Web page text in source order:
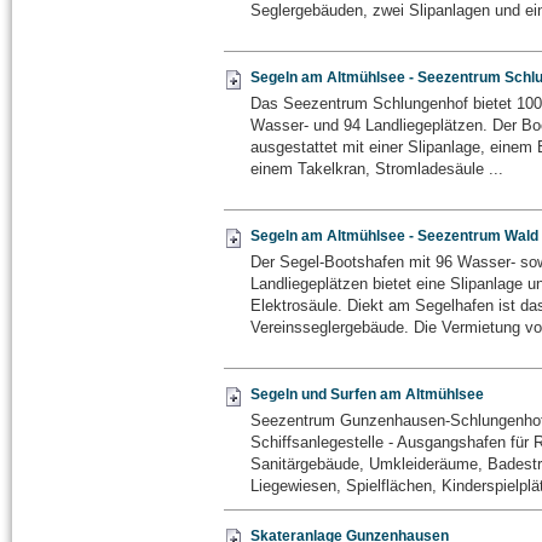
Seglergebäuden, zwei Slipanlagen und
Segeln am Altmühlsee - Seezentrum
Das Seezentrum Schlungenhof bietet
Wasser- und 94 Landliegeplätzen. Der
ausgestattet mit einer Slipanlage, einem
einem Takelkran, Stromladesäule ...
Segeln am Altmühlsee - Seezentrum Wald
Der Segel-Bootshafen mit 96 Wasser-
Landliegeplätzen bietet eine Slipanlage
Elektrosäule. Diekt am Segelhafen ist
Vereinsseglergebäude. Die Vermietung
Segeln und Surfen am Altmühlsee
Seezentrum Gunzenhausen-
Schiffsanlegestelle - Ausgangshafen für
Sanitärgebäude, Umkleideräume,
Liegewiesen, Spielflächen,
Skateranlage Gunzenhausen